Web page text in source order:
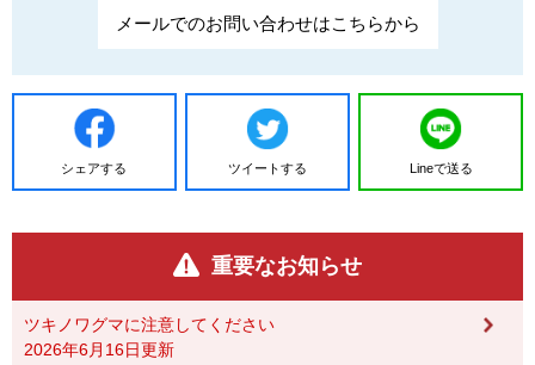
メールでのお問い合わせはこちらから
シェアする ツイートする Lineで送る
重要なお知らせ
ツキノワグマに注意してください
2026年6月16日更新